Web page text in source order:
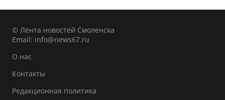
© Лента новостей Смоленска
Email: info@news67.ru
О нас
Контакты
Редакционная политика